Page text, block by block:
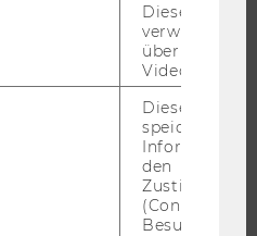
Dieses
verwendet,
überprüfen,
Video
Dieses Cookie
speichert
den
(Consent)
Besuchers.